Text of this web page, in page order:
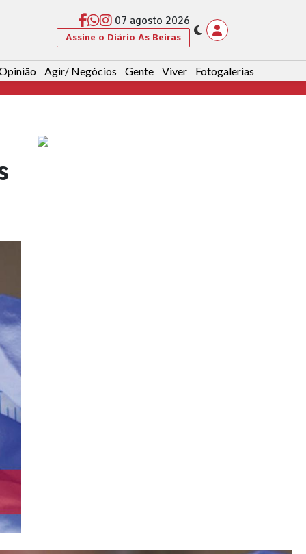
07 agosto 2026
Assine o Diário As Beiras
Agir/ Negócios Gente Viver Fotogalerias